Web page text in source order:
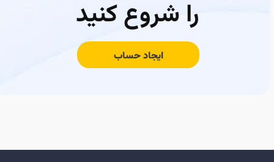
را شروع کنید
ایجاد حساب